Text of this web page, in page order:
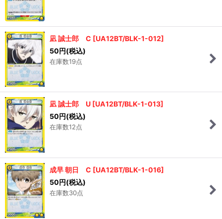
凪 誠士郎 C [UA12BT/BLK-1-012]
50円(税込)
在庫数19点
凪 誠士郎 U [UA12BT/BLK-1-013]
50円(税込)
在庫数12点
成早 朝日 C [UA12BT/BLK-1-016]
50円(税込)
在庫数30点